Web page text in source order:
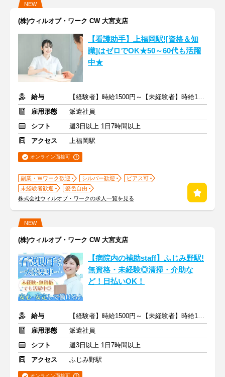
NEW
(株)ウィルオブ・ワーク CW 大宮支店
【看護助手】上福岡駅![資格＆知
識]はゼロでOK★50～60代も活躍
中★
給与
【経験者】時給1500円～【未経験者】時給1350円～ ＋交通費
雇用形態
派遣社員
シフト
週3日以上 1日7時間以上
アクセス
上福岡駅
オンライン面接可
副業・Ｗワーク歓迎 シルバー歓迎
ピアス可
未経験者歓迎
髪色自由
株式会社ウィルオブ・ワークの求人一覧を見る
NEW
(株)ウィルオブ・ワーク CW 大宮支店
【病院内の補助staff】ふじみ野駅!
無資格・未経験◎清掃・介助な
ど！日払いOK！
給与
【経験者】時給1500円～【未経験者】時給1350円～ ＋交通費
雇用形態
派遣社員
シフト
週3日以上 1日7時間以上
アクセス
ふじみ野駅
オンライン面接可